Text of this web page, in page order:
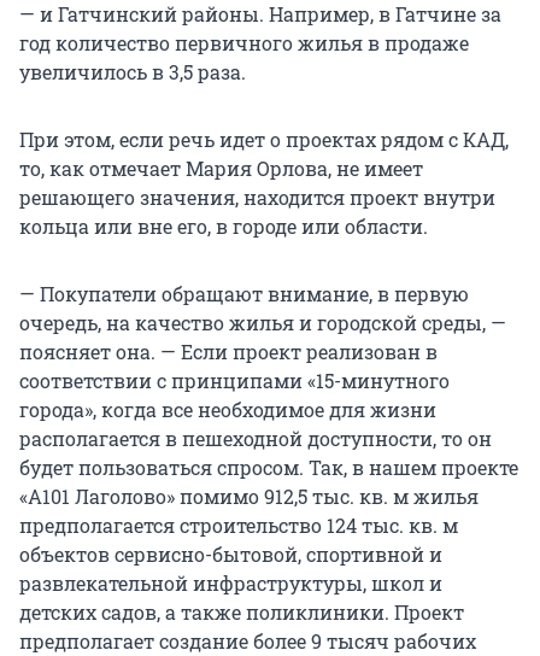
— и Гатчинский районы. Например, в Гатчине за
год количество первичного жилья в продаже
увеличилось в 3,5 раза.
При этом, если речь идет о проектах рядом с КАД,
то, как отмечает Мария Орлова, не имеет
решающего значения, находится проект внутри
кольца или вне его, в городе или области.
— Покупатели обращают внимание, в первую
очередь, на качество жилья и городской среды, —
поясняет она. — Если проект реализован в
соответствии с принципами «15-минутного
города», когда все необходимое для жизни
располагается в пешеходной доступности, то он
будет пользоваться спросом. Так, в нашем проекте
«А101 Лаголово» помимо 912,5 тыс. кв. м жилья
предполагается строительство 124 тыс. кв. м
объектов сервисно-бытовой, спортивной и
развлекательной инфраструктуры, школ и
детских садов, а также поликлиники. Проект
предполагает создание более 9 тысяч рабочих